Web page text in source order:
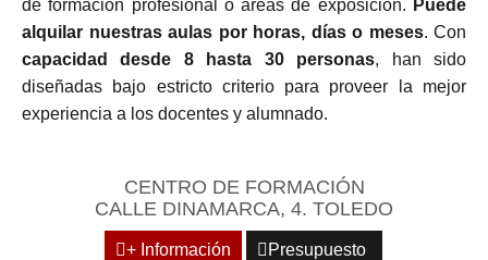
de formación profesional o áreas de exposición. Puede
alquilar nuestras aulas por horas, días o meses. Con
capacidad desde 8 hasta 30 personas, han sido
diseñadas bajo estricto criterio para proveer la mejor
experiencia a los docentes y alumnado.
CENTRO DE FORMACIÓN
CALLE DINAMARCA, 4. TOLEDO
+ Información Presupuesto